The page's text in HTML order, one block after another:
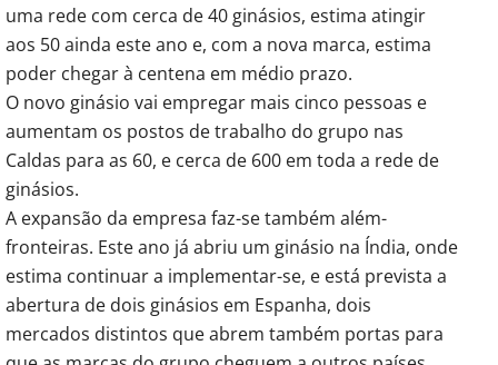
uma rede com cerca de 40 ginásios, estima atingir
aos 50 ainda este ano e, com a nova marca, estima
poder chegar à centena em médio prazo.
O novo ginásio vai empregar mais cinco pessoas e
aumentam os postos de trabalho do grupo nas
Caldas para as 60, e cerca de 600 em toda a rede de
ginásios.
A expansão da empresa faz-se também além-
fronteiras. Este ano já abriu um ginásio na Índia, onde
estima continuar a implementar-se, e está prevista a
abertura de dois ginásios em Espanha, dois
mercados distintos que abrem também portas para